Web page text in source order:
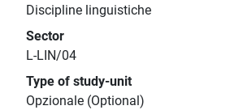
Discipline linguistiche
Sector
L-LIN/04
Type of study-unit
Opzionale (Optional)